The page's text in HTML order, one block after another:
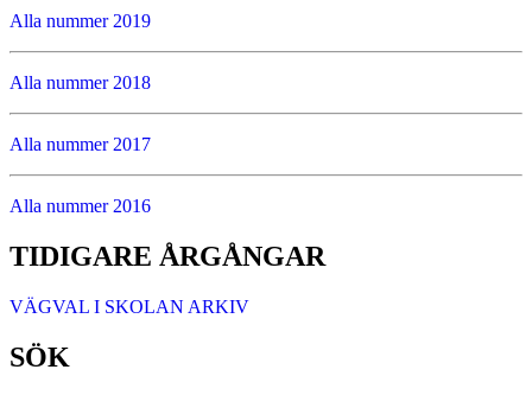
Alla nummer 2019
Alla nummer 2018
Alla nummer 2017
Alla nummer 2016
TIDIGARE ÅRGÅNGAR
VÄGVAL I SKOLAN ARKIV
SÖK